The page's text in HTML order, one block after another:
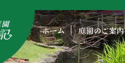
ホーム 庭園のご案内